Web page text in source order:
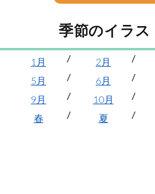
季節のイラス
1月 2月
5月
6月
9月
10月
春
夏